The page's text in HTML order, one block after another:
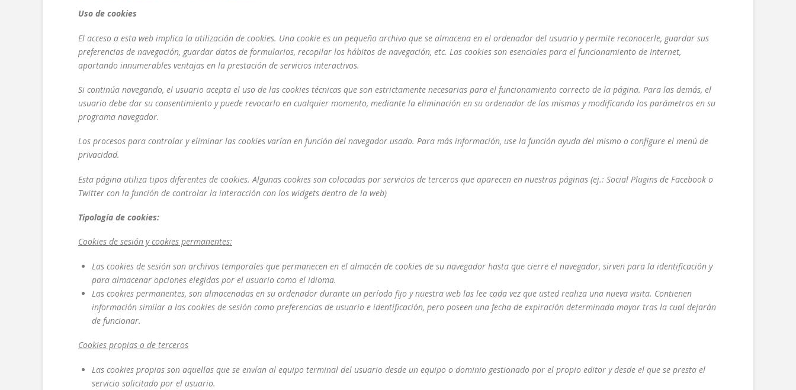
Uso de cookies
El acceso a esta web implica la utilización de cookies. Una cookie es un pequeño archivo que se almacena en el ordenador del usuario y permite reconocerle, guardar sus
preferencias de navegación, guardar datos de formularios, recopilar los hábitos de navegación, etc. Las cookies son esenciales para el funcionamiento de Internet,
aportando innumerables ventajas en la prestación de servicios interactivos.
Si continúa navegando, el usuario acepta el uso de las cookies técnicas que son estrictamente necesarias para el funcionamiento correcto de la página. Para las demás, el
usuario debe dar su consentimiento y puede revocarlo en cualquier momento, mediante la eliminación en su ordenador de las mismas y modificando los parámetros en su
programa navegador.
Los procesos para controlar y eliminar las cookies varían en función del navegador usado. Para más información, use la función ayuda del mismo o configure el menú de
privacidad.
Esta página utiliza tipos diferentes de cookies. Algunas cookies son colocadas por servicios de terceros que aparecen en nuestras páginas (ej.: Social Plugins de Facebook o
Twitter con la función de controlar la interacción con los widgets dentro de la web)
Tipología de cookies:
Cookies de sesión y cookies permanentes:
Las cookies de sesión son archivos temporales que permanecen en el almacén de cookies de su navegador hasta que cierre el navegador, sirven para la identificación y
para almacenar opciones elegidas por el usuario como el idioma.
Las cookies permanentes, son almacenadas en su ordenador durante un período fijo y nuestra web las lee cada vez que usted realiza una nueva visita. Contienen
información similar a las cookies de sesión como preferencias de usuario e identificación, pero poseen una fecha de expiración determinada mayor tras la cual dejarán
de funcionar.
Cookies propias o de terceros
Las cookies propias son aquellas que se envían al equipo terminal del usuario desde un equipo o dominio gestionado por el propio editor y desde el que se presta el
servicio solicitado por el usuario.